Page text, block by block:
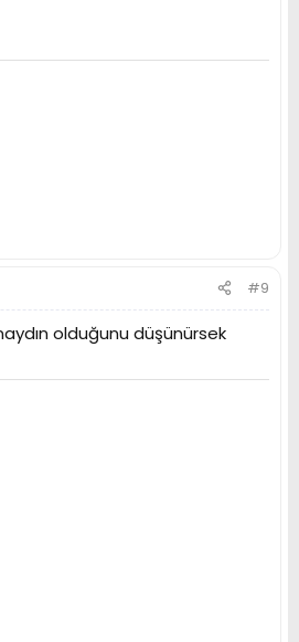
#9
olduğunu düşünürsek